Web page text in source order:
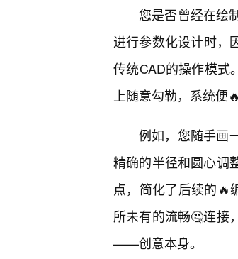
您是否曾经在绘
进行参数化设计时，
传统CAD的操作模式
上随意勾勒，系统便
例如，您随手画
精确的半径和圆心调
点，简化了后续的🔥
所未有的流畅🤔连接
——创意本身。